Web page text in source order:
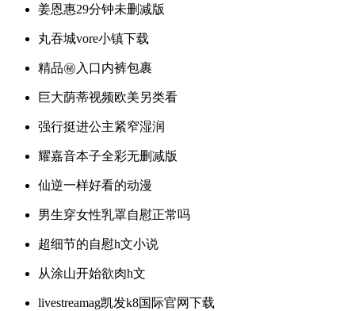
姜恩惠29分钟未删减版
丸吞城vore小镇下载
精品㊙️入口内裤包裹
巨大荫蒂视频欧美另类看
强行挺进公主紧窄湿润
耀嘉音本子全彩无删减版
仙逆一样好看的动漫
男生穿女性乳罩自慰正常吗
超细节的自慰h文小说
从涂山开始欲肉h文
livestreamag凯发k8国际官网下载